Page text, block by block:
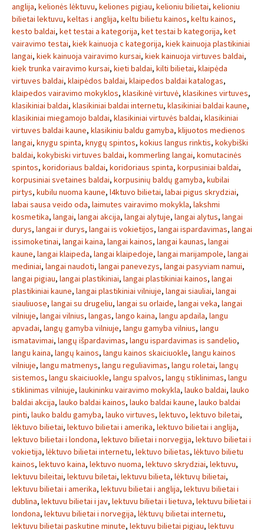
anglija, kelionės lėktuvu, keliones pigiau, kelioniu bilietai, kelioniu
bilietai lektuvu, keltas i anglija, keltu bilietu kainos, keltu kainos,
kesto baldai, ket testai a kategorija, ket testai b kategorija, ket
vairavimo testai, kiek kainuoja c kategorija, kiek kainuoja plastikiniai
langai, kiek kainuoja vairavimo kursai, kiek kainuoja virtuves baldai,
kiek trunka vairavimo kursai, kieti baldai, kilti bilietai, klaipėda
virtuves baldai, klaipėdos baldai, klaipedos baldai katalogas,
klaipedos vairavimo mokyklos, klasikinė virtuvė, klasikines virtuves,
klasikiniai baldai, klasikiniai baldai internetu, klasikiniai baldai kaune,
klasikiniai miegamojo baldai, klasikiniai virtuvės baldai, klasikiniai
virtuves baldai kaune, klasikiniu baldu gamyba, klijuotos medienos
langai, knygu spinta, knygų spintos, kokius langus rinktis, kokybiški
baldai, kokybiski virtuves baldai, kommerling langai, komutacinės
spintos, koridoriaus baldai, koridoriaus spinta, korpusiniai baldai,
korpusiniai svetaines baldai, korpusinių baldų gamyba, kubilai
pirtys, kubilu nuoma kaune, l4ktuvo bilietai, labai pigus skrydziai,
labai sausa veido oda, laimutes vairavimo mokykla, lakshmi
kosmetika, langai, langai akcija, langai alytuje, langai alytus, langai
durys, langai ir durys, langai is vokietijos, langai ispardavimas, langai
issimoketinai, langai kaina, langai kainos, langai kaunas, langai
kaune, langai klaipeda, langai klaipedoje, langai marijampole, langai
mediniai, langai naudoti, langai panevezys, langai pasyviam namui,
langai pigiau, langai plastikiniai, langai plastikiniai kainos, langai
plastikiniai kaune, langai plastikiniai vilniuje, langai siauliai, langai
siauliuose, langai su drugeliu, langai su orlaide, langai veka, langai
vilniuje, langai vilnius, langas, lango kaina, langu apdaila, langu
apvadai, langų gamyba vilniuje, langu gamyba vilnius, langu
ismatavimai, langų išpardavimas, langu ispardavimas is sandelio,
langu kaina, langų kainos, langu kainos skaiciuokle, langu kainos
vilniuje, langu matmenys, langu reguliavimas, langu roletai, langų
sistemos, langu skaiciuokle, langu spalvos, langų stiklinimas, langu
stiklinimas vilniuje, laukininku vairavimo mokykla, lauko baldai, lauko
baldai akcija, lauko baldai kainos, lauko baldai kaune, lauko baldai
pinti, lauko baldu gamyba, lauko virtuves, lektuvo, lektuvo biletai,
lėktuvo bilietai, lektuvo bilietai i amerika, lektuvo bilietai i anglija,
lektuvo bilietai i londona, lektuvo bilietai i norvegija, lektuvo bilietai i
vokietija, lėktuvo bilietai internetu, lektuvo bilietas, lėktuvo bilietu
kainos, lektuvo kaina, lektuvo nuoma, lektuvo skrydziai, lektuvu,
lektuvu bileitai, lektuvu biletai, lektuvu bilieta, lėktuvų bilietai,
lektuvu bilietai i amerika, lektuvu bilietai i anglija, lektuvu bilietai i
dublina, lektuvu bilietai i jav, lektuvu bilietai i lietuva, lektuvu bilietai i
londona, lektuvu bilietai i norvegija, lėktuvų bilietai internetu,
lektuvu bilietai paskutine minute, lektuvu bilietai pigiau, lektuvu